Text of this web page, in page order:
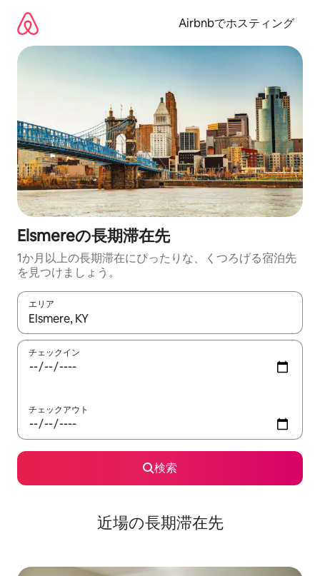
Airbnbでホスティング
Elsmereの長期滞在先
1か月以上の長期滞在にぴったりな、くつろげる宿泊先
を見つけましょう。
エリア
検索結果が表示されたら、上下の矢印キーを使って移動するか
チェックイン
チェックアウト
検索
近場の長期滞在先